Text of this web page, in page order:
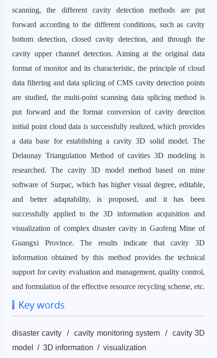
scanning, the different cavity detection methods are put
forward according to the different conditions, such as cavity
bottom detection, closed cavity detection, and through the
cavity upper channel detection. Aiming at the original data
format of monitor and its characteristic, the principle of cloud
data filtering and data splicing of CMS cavity detection points
are studied, the multi-point scanning data splicing method is
put forward and the format conversion of cavity detection
initial point cloud data is successfully realized, which provides
a data base for establishing a cavity 3D solid model. The
Delaunay Triangulation Method of cavities 3D modeling is
researched. The cavity 3D model method based on mine
software of Surpac, which has higher visual degree, editable,
and better adaptability, is proposed, and it has been
successfully applied to the 3D information acquisition and
visualization of complex disaster cavity in Gaofeng Mine of
Guangxi Province. The results indicate that cavity 3D
information obtained by this method provides the technical
support for cavity evaluation and management, quality control,
and formulation of the effective resource recycling scheme, etc.
Key words
disaster cavity / cavity monitoring system / cavity 3D
model / 3D information / visualization